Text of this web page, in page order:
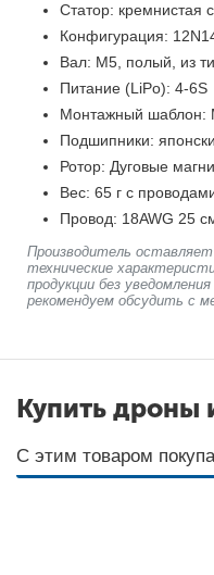
Статор: кремнистая
Конфигурация:
Вал: M5, полый, из
Питание (LiPo): 4-6S
Монтажный шаблон:
Подшипники:
Ротор: Дуговые
Вес: 65 г с
Провод: 18AWG 25
Производитель
технические
продукции без
рекомендуем обсудить с
Купить дроны
С этим товаром